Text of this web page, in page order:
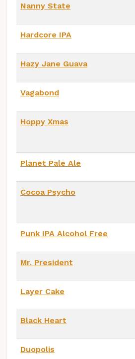
Nanny State
Hardcore IPA
Hazy Jane Guava
Vagabond
Hoppy Xmas
Planet Pale Ale
Cocoa Psycho
Punk IPA Alcohol Free
Mr. President
Layer Cake
Black Heart
Duopolis